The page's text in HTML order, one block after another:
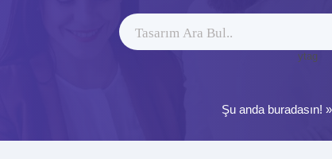
ytag
Şu anda buradasın! »